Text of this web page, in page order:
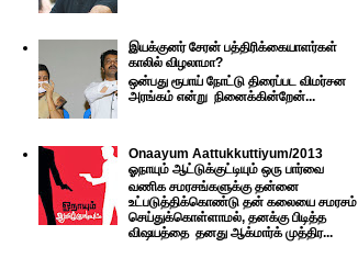
இயக்குனர் சேரன் பத்திரிக்கையாளர்கள்
காலில் விழலாமா?
ஒன்பது ரூபாய் நோட்டு திரைப்பட விமர்சன
அரங்கம் என்று நினைக்கின்றேன்...
Onaayum Aattukkuttiyum/2013
ஓநாயும் ஆட்டுக்குட்டியும் ஒரு பார்வை
வணிக சமரசங்களுக்கு தன்னை
உட்படுத்திக்கொண்டு தன் கலையை சமரசம்
செய்துக்கொள்ளாமல், தனக்கு பிடித்த
விஷயத்தை தனது ஆக்மார்க் முத்திர...